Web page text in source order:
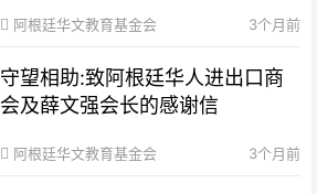
阿根廷华文教育基金会 3个月前
守望相助:致阿根廷华人进出口商
会及薛文强会长的感谢信
阿根廷华文教育基金会 3个月前